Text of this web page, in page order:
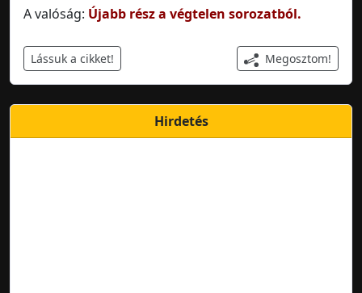
A valóság: Újabb rész a végtelen sorozatból.
Lássuk a cikket! Megosztom!
Hirdetés